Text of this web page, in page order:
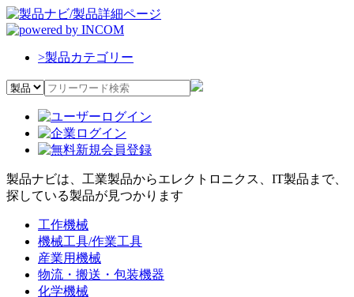
>製品カテゴリー
製品ナビは、工業製品からエレクトロニクス、IT製品まで、
探している製品が見つかります
工作機械
機械工具/作業工具
産業用機械
物流・搬送・包装機器
化学機械